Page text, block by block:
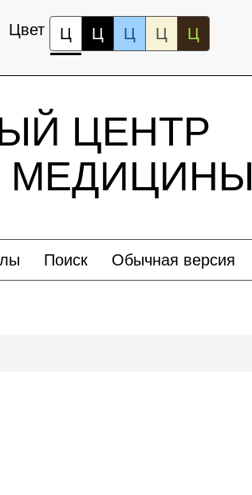
Цвет Ц Ц Ц Ц Ц
ЦЕНТР
МЕДИЦИНЫ
Поиск Обычная версия